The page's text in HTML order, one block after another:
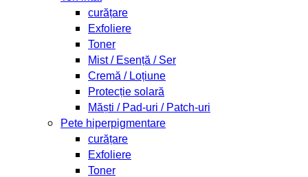
curățare
Exfoliere
Toner
Mist / Esență / Ser
Cremă / Loțiune
Protecție solară
Măști / Pad-uri / Patch-uri
Pete hiperpigmentare
curățare
Exfoliere
Toner